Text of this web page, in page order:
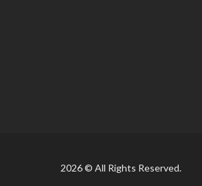
2026 © All Rights Reserved.